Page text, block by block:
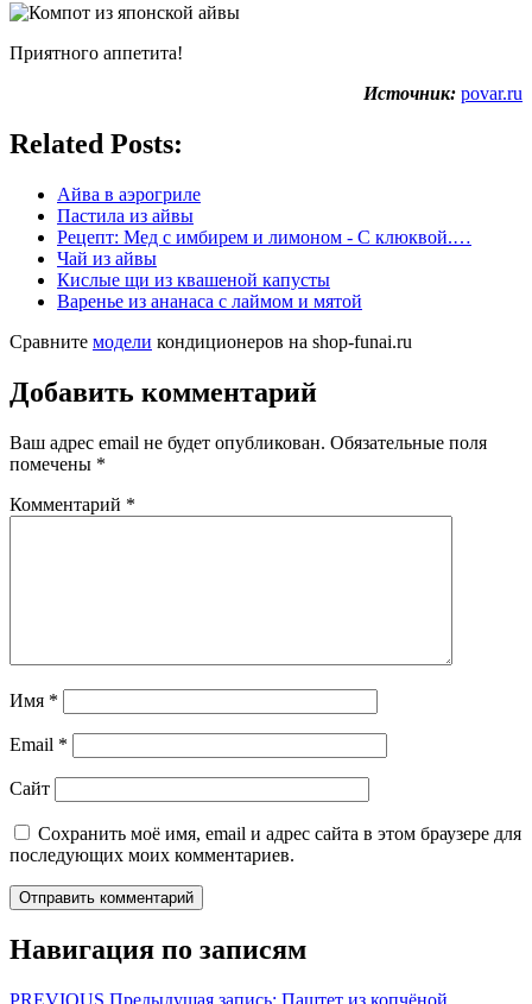
Приятного аппетита!
Источник: povar.ru
Related Posts:
Айва в аэрогриле
Пастила из айвы
Рецепт: Мед с имбирем и лимоном - С клюквой.…
Чай из айвы
Кислые щи из квашеной капусты
Варенье из ананаса с лаймом и мятой
Сравните модели кондиционеров на shop-funai.ru
Добавить комментарий
Ваш адрес email не будет опубликован. Обязательные поля
помечены *
Комментарий *
Имя *
Email *
Сайт
Сохранить моё имя, email и адрес сайта в этом браузере для
последующих моих комментариев.
Навигация по записям
PREVIOUS Предыдущая запись: Паштет из копчёной